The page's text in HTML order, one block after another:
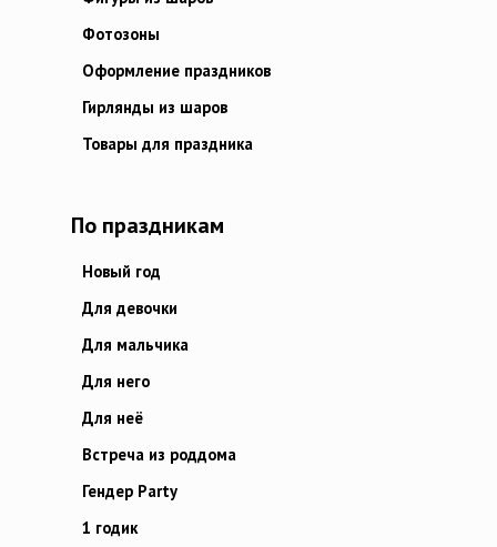
Фотозоны
Оформление праздников
Гирлянды из шаров
Товары для праздника
По праздникам
Новый год
Для девочки
Для мальчика
Для него
Для неё
Встреча из роддома
Гендер Party
1 годик